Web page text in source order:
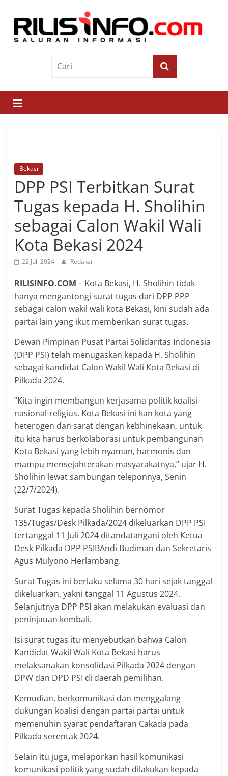
contentRilis
Saluran
Informasi
Bekasi
DPP PSI Terbitkan Surat
Tugas kepada H. Sholihin
sebagai Calon Wakil Wali
Kota Bekasi 2024
22 Juli 2024 Redaksi
RILISINFO.COM – Kota Bekasi, H. Sholihin tidak
hanya mengantongi surat tugas dari DPP PPP
sebagai calon wakil wali kota Bekasi, kini sudah ada
partai lain yang ikut memberikan surat tugas.
Dewan Pimpinan Pusat Partai Solidaritas Indonesia
(DPP PSI) telah menugaskan kepada H. Sholihin
sebagai kandidat Calon Wakil Wali Kota Bekasi di
Pilkada 2024.
“Kita ingin membangun kerjasama politik koalisi
nasional-religius. Kota Bekasi ini kan kota yang
heterogen dan sarat dengan kebhinekaan, untuk
itu kita harus berkolaborasi untuk pembangunan
Kota Bekasi yang lebih nyaman, harmonis dan
mampu mensejahterakan masyarakatnya,” ujar H.
Sholihin lewat sambungan teleponnya, Senin
(22/7/2024).
Surat Tugas kepada Sholihin bernomor
135/Tugas/Desk Pilkada/2024 dikeluarkan DPP PSI
tertanggal 11 Juli 2024 ditandatangani oleh Ketua
Desk Pilkada DPP PSIBAndi Budiman dan Sekretaris
Agus Mulyono Herlambang.
Surat Tugas ini berlaku selama 30 hari sejak tanggal
dikeluarkan, yakni tanggal 11 Agustus 2024.
Selanjutnya DPP PSI akan melakukan evaluasi dan
peninjauan kembali.
Isi surat tugas itu menyebutkan bahwa Calon
Kandidat Wakil Wali Kota Bekasi harus
melaksanakan konsolidasi Pilkada 2024 dengan
DPW dan DPD PSI di daerah pemilihan.
Kemudian, berkomunikasi dan menggalang
dukungan koalisi dengan partai partai untuk
memenuhin syarat pendaftaran Cakada pada
Pilkada serentak 2024.
Selain itu juga, melaporkan hasil komunikasi
komunikasi politik yang sudah dilakukan kepada